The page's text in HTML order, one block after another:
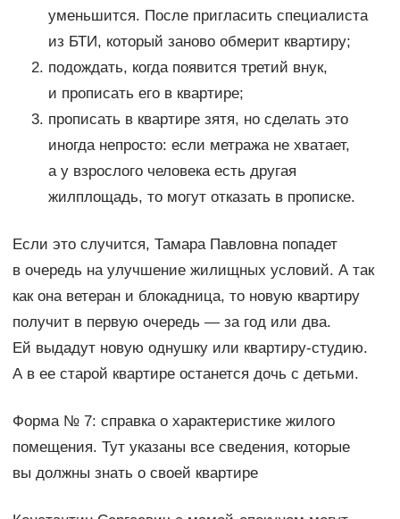
уменьшится. После пригласить специалиста
из БТИ, который заново обмерит квартиру;
подождать, когда появится третий внук,
и прописать его в квартире;
прописать в квартире зятя, но сделать это
иногда непросто: если метража не хватает,
а у взрослого человека есть другая
жилплощадь, то могут отказать в прописке.
Если это случится, Тамара Павловна попадет
в очередь на улучшение жилищных условий. А так
как она ветеран и блокадница, то новую квартиру
получит в первую очередь — за год или два.
Ей выдадут новую однушку или квартиру-студию.
А в ее старой квартире останется дочь с детьми.
Форма № 7: справка о характеристике жилого
помещения. Тут указаны все сведения, которые
вы должны знать о своей квартире